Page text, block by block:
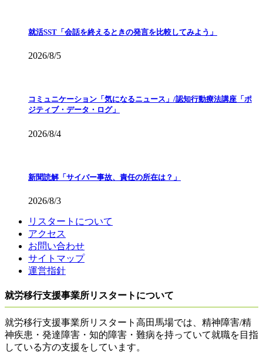
就活SST「会話を終えるときの発言を比較してみよう」
2026/8/5
コミュニケーション「気になるニュース」/認知行動療法講座「ポ
ジティブ・データ・ログ」
2026/8/4
新聞読解「サイバー事故、責任の所在は？」
2026/8/3
リスタートについて
アクセス
お問い合わせ
サイトマップ
運営指針
就労移行支援事業所リスタートについて
就労移行支援事業所リスタート高田馬場では、精神障害/精
神疾患・発達障害・知的障害・難病を持っていて就職を目指
している方の支援をしています。